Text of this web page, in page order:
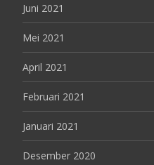
Juni 2021
Mei 2021
April 2021
Februari 2021
Januari 2021
Desember 2020